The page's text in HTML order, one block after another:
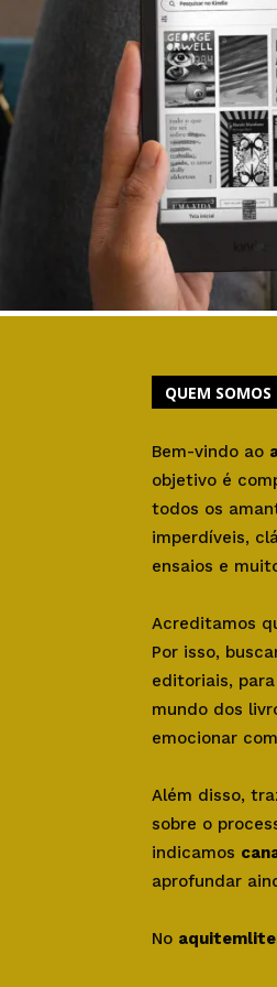
QUEM SOMOS
Bem-vindo ao
objetivo é
todos os
imperdíveis,
ensaios e
Acreditamos
Por isso,
editoriais,
mundo dos
emocionar
Além disso,
sobre o
indicamos
aprofundar
No